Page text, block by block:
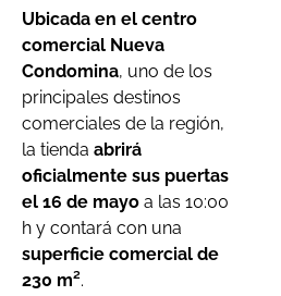
Ubicada en el centro
comercial Nueva
Condomina, uno de los
principales destinos
comerciales de la región,
la tienda abrirá
oficialmente sus puertas
el 16 de mayo a las 10:00
h y contará con una
superficie comercial de
230 m².